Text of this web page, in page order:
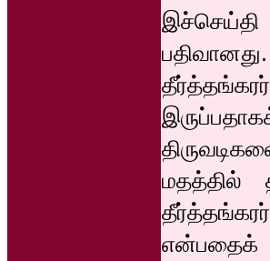
இச்செய்தி
மதத்தில்
என்பதைக்